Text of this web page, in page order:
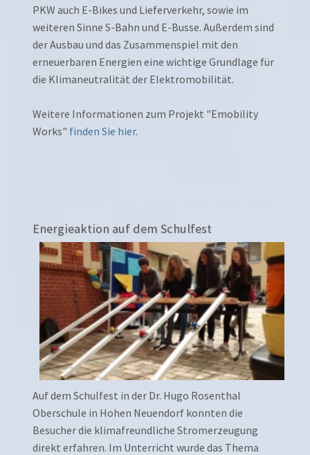
PKW auch E-Bikes und Lieferverkehr, sowie im
weiteren Sinne S-Bahn und E-Busse. Außerdem sind
der Ausbau und das Zusammenspiel mit den
erneuerbaren Energien eine wichtige Grundlage für
die Klimaneutralität der Elektromobilität.
Weitere Informationen zum Projekt "Emobility
Works" finden Sie hier.
Energieaktion auf dem Schulfest
Auf dem Schulfest in der Dr. Hugo Rosenthal
Oberschule in Hohen Neuendorf konnten die
Besucher die klimafreundliche Stromerzeugung
direkt erfahren. Im Unterricht wurde das Thema